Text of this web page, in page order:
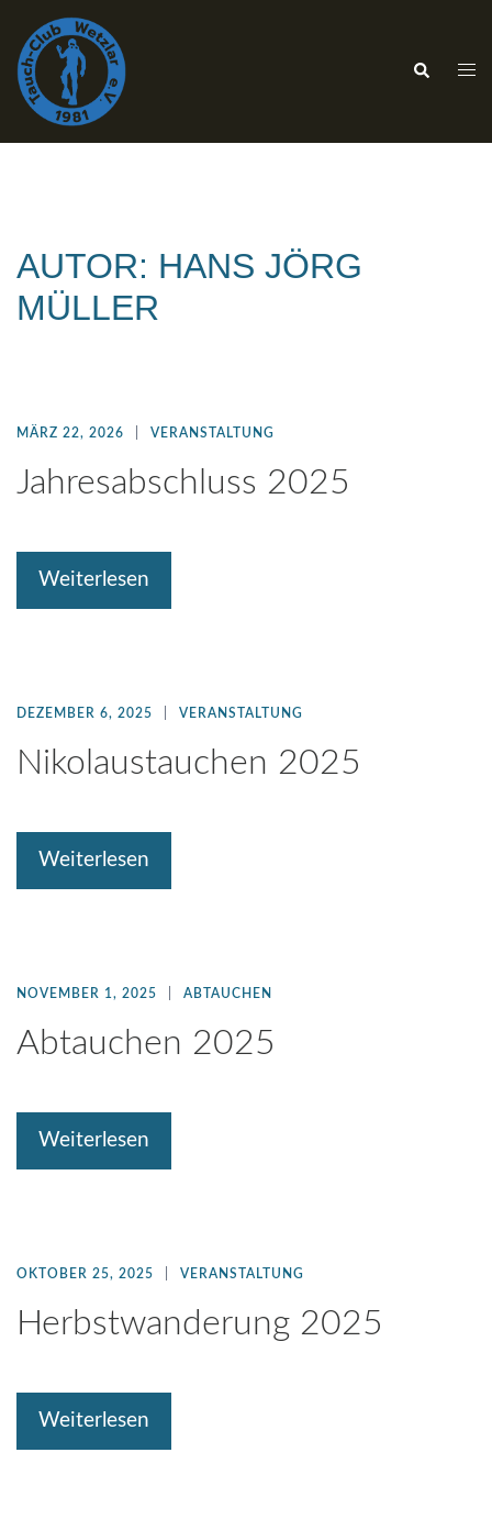
AUTOR: HANS JÖRG
MÜLLER
MÄRZ 22, 2026 VERANSTALTUNG
Jahresabschluss 2025
Weiterlesen
DEZEMBER 6, 2025 VERANSTALTUNG
Nikolaustauchen 2025
Weiterlesen
NOVEMBER 1, 2025 ABTAUCHEN
Abtauchen 2025
Weiterlesen
OKTOBER 25, 2025 VERANSTALTUNG
Herbstwanderung 2025
Weiterlesen